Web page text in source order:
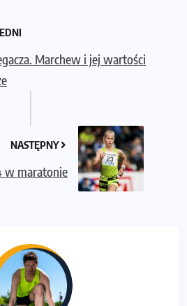
Marchew i jej wartości
NASTĘPNY
w maratonie